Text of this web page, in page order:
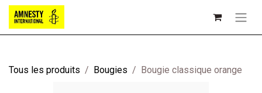
Tous les produits Bougies Bougie classique orange